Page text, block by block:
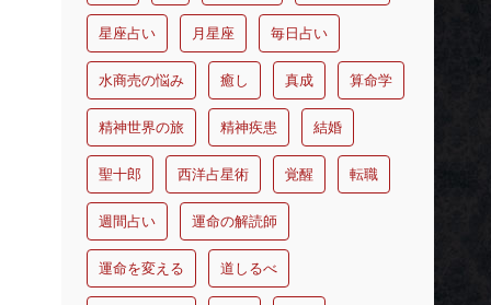
星座占い 月星座 毎日占い
水商売の悩み 癒し 真成 算命学
精神世界の旅 精神疾患 結婚
聖十郎 西洋占星術 覚醒 転職
週間占い 運命の解読師
運命を変える 道しるべ